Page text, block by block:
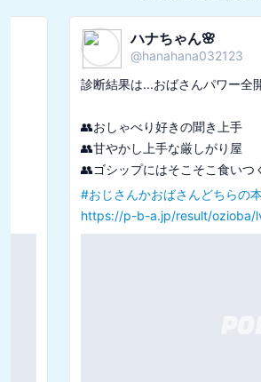
ハナちゃん🌸
@ hanahana032123
診断結果は...おばさんパワー全開でした
👥おしゃべり好きの聞き上手
👥甘やかし上手な厳しがり屋
👥ゴシップにはそこそこ食いつく
おじさんかおばさんどちらの本質に近
https://p-b-a.jp/result/ozioba/lv2